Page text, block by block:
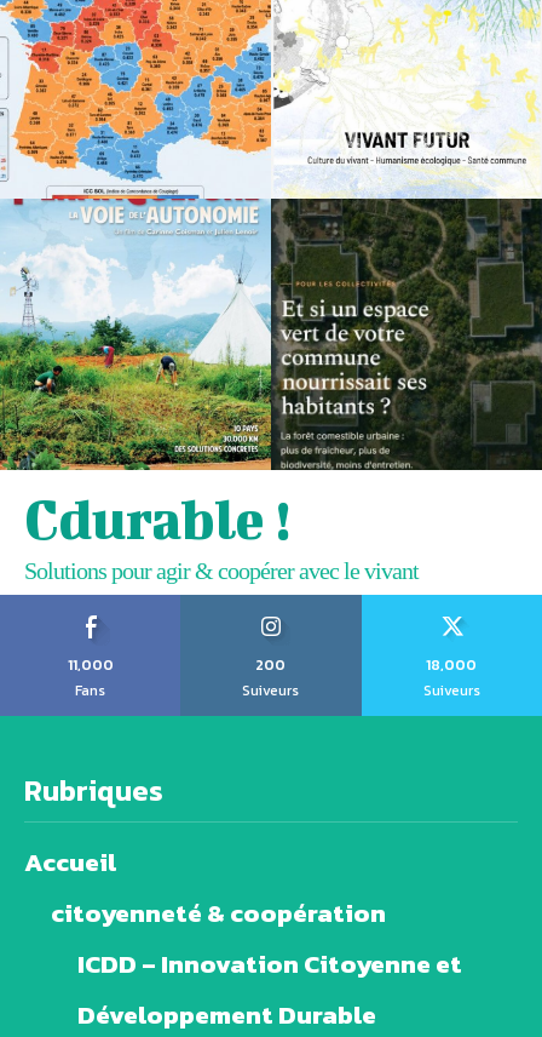
Cdurable !
Solutions pour agir & coopérer avec le vivant
11,000
Fans
200
Suiveurs
18,000
Suiveurs
Rubriques
Accueil
citoyenneté & coopération
ICDD – Innovation Citoyenne et
Développement Durable